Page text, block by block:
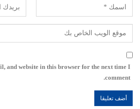
and website in this browser for the next time I
comment.